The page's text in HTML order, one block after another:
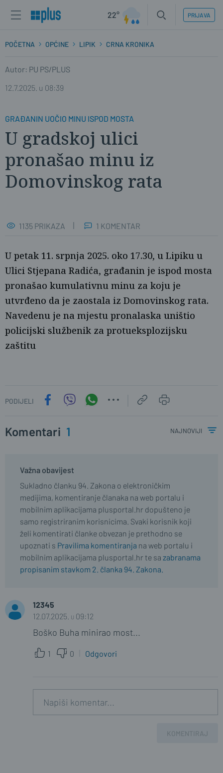
22° PRIJAVA
POČETNA OPĆINE LIPIK CRNA KRONIKA
Autor: PU PS/PLUS
12.7.2025. u 08:39
GRAĐANIN UOČIO MINU ISPOD MOSTA
U gradskoj ulici
pronašao minu iz
Domovinskog rata
1135 PRIKAZA 1 KOMENTAR
U petak 11. srpnja 2025. oko 17.30, u Lipiku u
Ulici Stjepana Radića, građanin je ispod mosta
pronašao kumulativnu minu za koju je
utvrđeno da je zaostala iz Domovinskog rata.
Navedenu je na mjestu pronalaska uništio
policijski službenik za protueksplozijsku
zaštitu
PODIJELI
Komentari 1 najnoviji
Važna obavijest
Sukladno članku 94. Zakona o elektroničkim
medijima, komentiranje članaka na web portalu i
mobilnim aplikacijama plusportal.hr dopušteno je
samo registriranim korisnicima. Svaki korisnik koji
želi komentirati članke obvezan je prethodno se
upoznati s Pravilima komentiranja na web portalu i
mobilnim aplikacijama plusportal.hr te sa zabranama
propisanim stavkom 2. članka 94. Zakona.
12345
12.07.2025. u 09:12
Boško Buha minirao most...
1 0 Odgovori
KOMENTIRAJ